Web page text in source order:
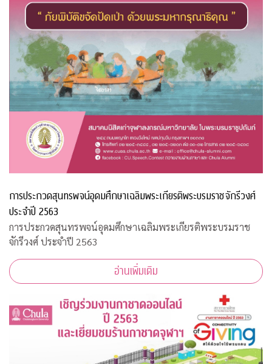
การประกวดสุนทรพจน์อุดมศึกษาเฉลิมพระเกียรติพระบรมราชจักรีวงศ์
ประจำปี 2563
การประกวดสุนทรพจน์อุดมศึกษาเฉลิมพระเกียรติพระบรมราช
จักรีวงศ์ ประจำปี 2563
อ่านเพิ่มเติม